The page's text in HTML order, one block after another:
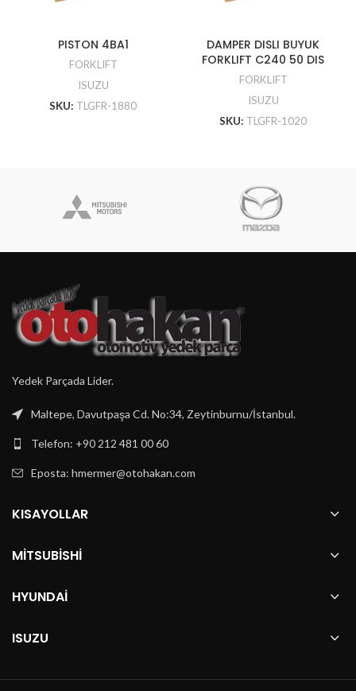
PISTON 4BA1
FORKLIFT
ISUZU
SKU: TLGFR-1880
DAMPER DISLI BUYUK
FORKLIFT C240 50 DIS
FORKLIFT
ISUZU
SKU: TLGFR-1020
Yedek Parçada Lider.
Maltepe, Davutpaşa Cd. No:34, Zeytinburnu/İstanbul.
Telefon: +90 212 481 00 60
Eposta: hmermer@otohakan.com
KISAYOLLAR
MITSUBISHI
HYUNDAI
ISUZU